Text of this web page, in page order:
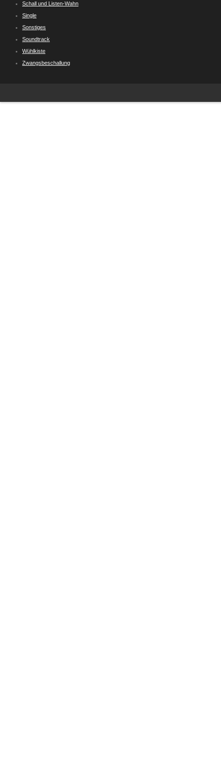
Schall und Listen-Wahn
Single
Sonstiges
Soundtrack
Wühlkiste
Zwangsbeschallung